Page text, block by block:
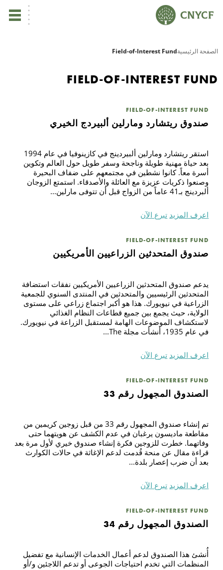
الصفحة الرئيسيةField-of-Interest Fund
FIELD-OF-INTEREST FUND
FIELD-OF-INTEREST FUND
صندوق ريتشارد ومارلين ألبيردج الخيري
استقر ريتشارد ومارلين ألبيردينج في كازينوفيا في عام 1994
بعد حياة مهنية طويلة وناجحة وسفر طويل حول العالم وتكوين
أسرة معاً. كانوا نشطين في مجتمعهم على ضفاف البحيرة
وصنعوا ذكريات عزيزة مع العائلة والأصدقاء. استمتع الزوجان
ألبردينج بـ41 عاماً من الزواج قبل أن تتوفى مارلين...
اعرف المزيد تبرع الآن
FIELD-OF-INTEREST FUND
صندوق المتحدثين الزراعيين الأمريكيين
يدعم صندوق المتحدثين الزراعيين الأمريكيين نفقات استضافة
المتحدثين الرئيسيين والمتحدثين في المنتدى السنوي للجمعية
الزراعية في نيويورك. هذا هو أكبر اجتماع زراعي على مستوى
الولاية، حيث يجمع بين جميع قطاعات النظام الغذائي
لاستكشاف الموضوعات الهامة لمستقبل الزراعة في نيويورك.
في عام 1935، أنشأت مجلة The...
اعرف المزيد تبرع الآن
FIELD-OF-INTEREST FUND
الصندوق المجهول رقم 33
تم إنشاء صندوق المجهول رقم 33 من قبل زوجين كريمين من
مقاطعة ماديسون يرغبان في عدم الكشف عن هويتهما حتى
وفاتهما. خطرت للزوجين فكرة إنشاء صندوق خيري لأول مرة بعد
قراءة مقال عن منحة قُدمت لدعم الإغاثة في حالات الكوارث
بعد أن ضرب إعصار بلدة...
اعرف المزيد تبرع الآن
FIELD-OF-INTEREST FUND
الصندوق المجهول رقم 34
أُنشئ هذا الصندوق لدعم أعمال الخدمات الإنسانية مع تفضيل
المنظمات التي تخدم احتياجات الجوعى أو تدعم اللاجئين و/أو